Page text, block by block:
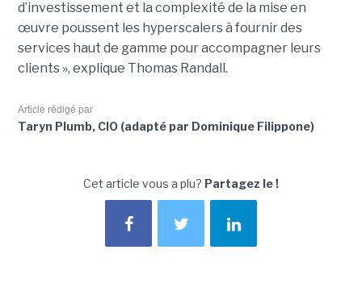
d’investissement et la complexité de la mise en
œuvre poussent les hyperscalers à fournir des
services haut de gamme pour accompagner leurs
clients », explique Thomas Randall.
Article rédigé par
Taryn Plumb, CIO (adapté par Dominique Filippone)
Cet article vous a plu? Partagez le !